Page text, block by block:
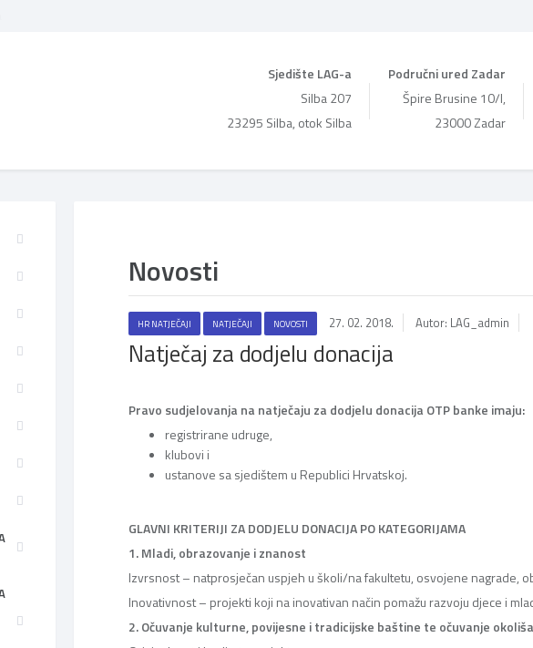
Sjedište LAG-a
Silba 207
23295 Silba, otok Silba
Područni ured Zadar
Špire Brusine 10/I,
23000 Zadar
Novosti
HR NATJEČAJI NATJEČAJI NOVOSTI 27. 02. 2018. Autor: LAG_admin
Natječaj za dodjelu donacija
Pravo sudjelovanja na natječaju za dodjelu donacija OTP banke imaju:
registrirane udruge,
klubovi i
ustanove sa sjedištem u Republici Hrvatskoj.
GLAVNI KRITERIJI ZA DODJELU DONACIJA PO KATEGORIJAMA
1. Mladi, obrazovanje i znanost
Izvrsnost – natprosječan uspjeh u školi/na fakultetu, osvojene nagrade,
Inovativnost – projekti koji na inovativan način pomažu razvoju djece i
2. Očuvanje kulturne, povijesne i tradicijske baštine te očuvanje okoliša